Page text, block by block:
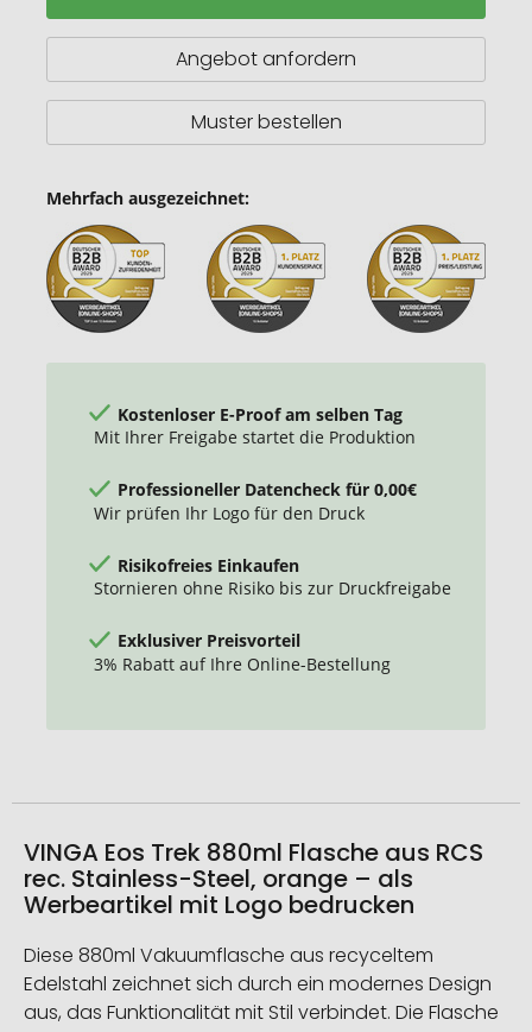
880ml
RCS
Stainless-
Angebot anfordern
Muster bestellen
Mehrfach ausgezeichnet:
Kostenloser E-Proof am selben Tag
Mit Ihrer Freigabe startet die Produktion
Professioneller Datencheck für 0,00€
Wir prüfen Ihr Logo für den Druck
Risikofreies Einkaufen
Stornieren ohne Risiko bis zur Druckfreigabe
Exklusiver Preisvorteil
3% Rabatt auf Ihre Online-Bestellung
VINGA Eos Trek 880ml Flasche aus RCS
rec. Stainless-Steel, orange – als
Werbeartikel mit Logo bedrucken
Diese 880ml Vakuumflasche aus recyceltem
Edelstahl zeichnet sich durch ein modernes Design
aus, das Funktionalität mit Stil verbindet. Die Flasche